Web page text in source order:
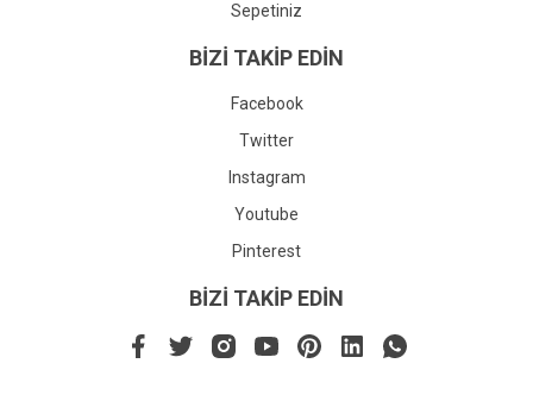
Sepetiniz
BİZİ TAKİP EDİN
Facebook
Twitter
Instagram
Youtube
Pinterest
BİZİ TAKİP EDİN